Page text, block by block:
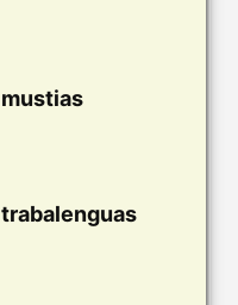
mustias
trabalenguas